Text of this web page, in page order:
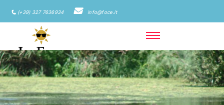
(+39) 327 7636934 info@foce.it